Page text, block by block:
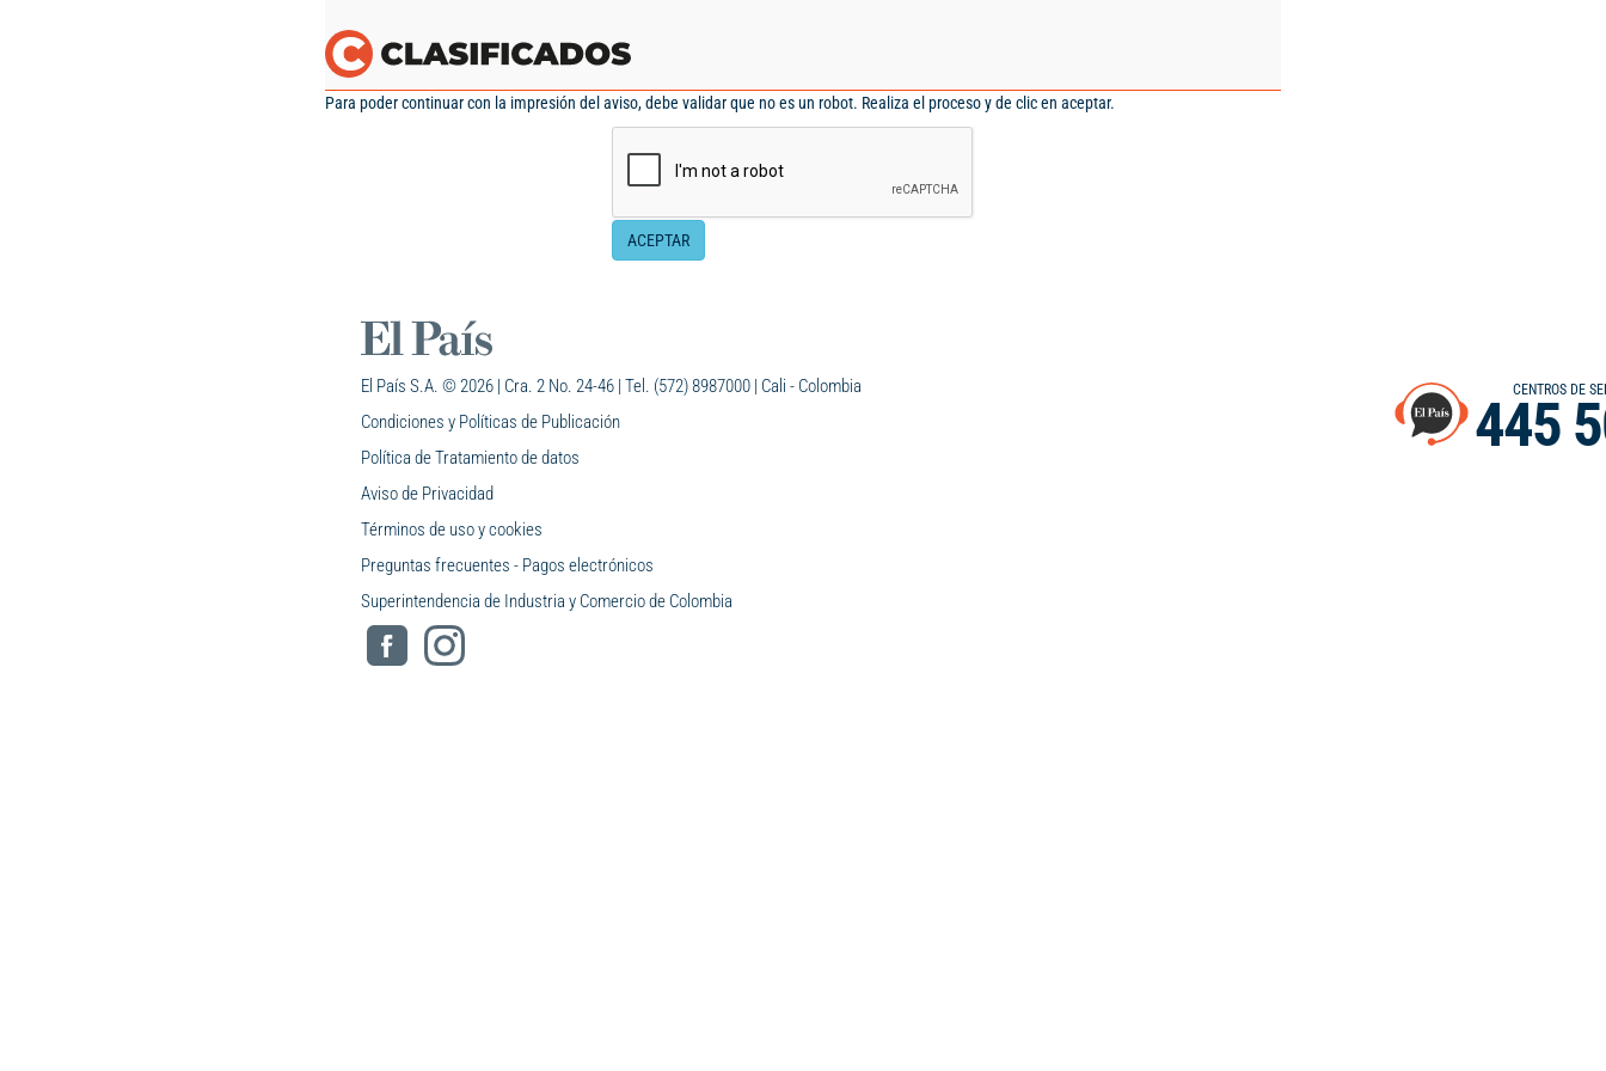
Para poder continuar con la impresión del aviso, debe validar que no es un robot. Realiza el proceso y de clic en aceptar.
ACEPTAR
El País S.A. © 2026 | Cra. 2 No. 24-46 | Tel. (572) 8987000 | Cali - Colombia
Condiciones y Políticas de Publicación
Política de Tratamiento de datos
Aviso de Privacidad
Términos de uso y cookies
Preguntas frecuentes - Pagos electrónicos
Superintendencia de Industria y Comercio de Colombia
CENTROS DE
445